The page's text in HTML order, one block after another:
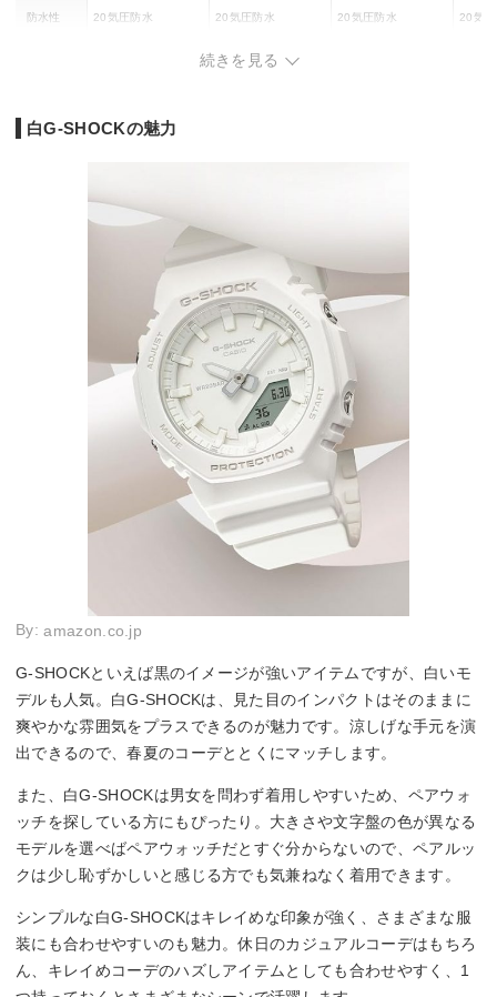
防水性 20気圧防水 20気圧防水 20気圧防水 20気
続きを見る
白G-SHOCKの魅力
By:amazon.co.jp
G-SHOCKといえば黒のイメージが強いアイテムですが、白いモ
デルも人気。白G-SHOCKは、見た目のインパクトはそのままに
爽やかな雰囲気をプラスできるのが魅力です。涼しげな手元を演
出できるので、春夏のコーデととくにマッチします。
また、白G-SHOCKは男女を問わず着用しやすいため、ペアウォ
ッチを探している方にもぴったり。大きさや文字盤の色が異なる
モデルを選べばペアウォッチだとすぐ分からないので、ペアルッ
クは少し恥ずかしいと感じる方でも気兼ねなく着用できます。
シンプルな白G-SHOCKはキレイめな印象が強く、さまざまな服
装にも合わせやすいのも魅力。休日のカジュアルコーデはもちろ
ん、キレイめコーデのハズしアイテムとしても合わせやすく、1